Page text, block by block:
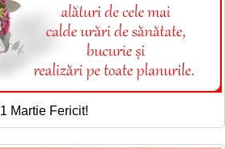
1 Martie Fericit!